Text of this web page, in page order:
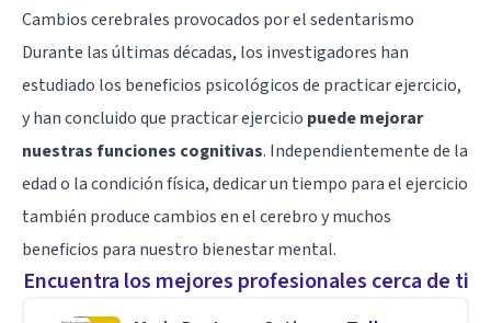
Cambios cerebrales provocados por el sedentarismo
Durante las últimas décadas, los investigadores han
estudiado los beneficios psicológicos de practicar ejercicio,
y han concluido que practicar ejercicio puede mejorar
nuestras funciones cognitivas. Independientemente de la
edad o la condición física, dedicar un tiempo para el ejercicio
también produce cambios en el cerebro y muchos
beneficios para nuestro bienestar mental.
Encuentra los mejores profesionales cerca de ti